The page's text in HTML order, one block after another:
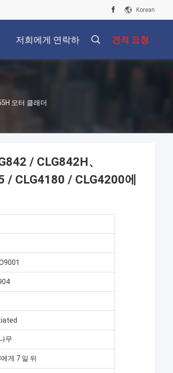
Korean
저희에게 연락하 견적 요청
모터 클래더
/ CLG842H、
/ CLG4180 / CLG4200에
무
게 7 일 뒤